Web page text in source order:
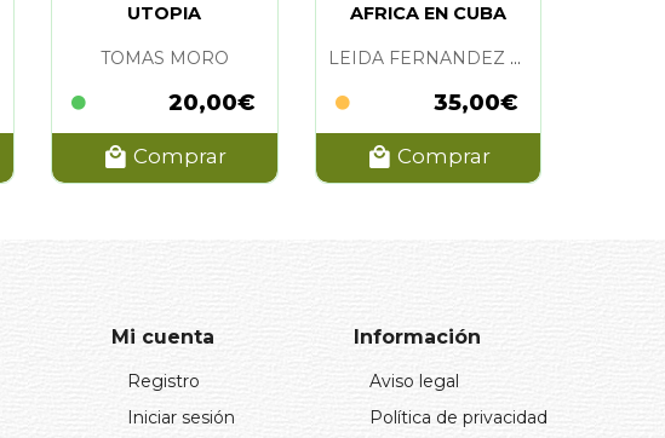
UTOPIA
TOMAS MORO
20,00€
Comprar
AFRICA EN CUBA
LEIDA FERNANDEZ Y MARIA IGLESIAS
35,00€
Comprar
Mi cuenta
Registro
Iniciar sesión
Información
Aviso legal
Política de privacidad